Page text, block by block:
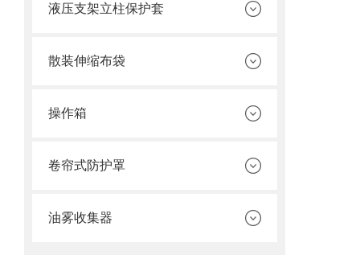
液压支架立柱保护套
散装伸缩布袋
操作箱
卷帘式防护罩
油雾收集器